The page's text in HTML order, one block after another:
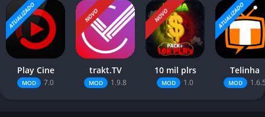
ATUALIZADO
Play Cine
MOD 7.0
NOVO
trakt.TV
MOD 1.9.8
NOVO
10 mil plrs
MOD 1.0
ATUALIZADO
Telinha
MOD